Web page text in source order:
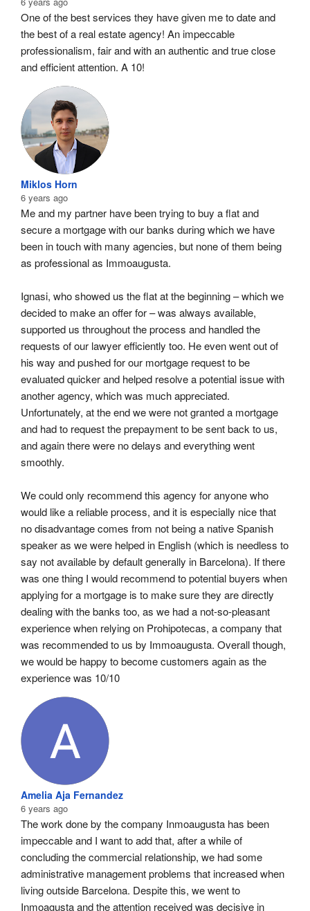
One of the best services they have given me to date and
the best of a real estate agency! An impeccable
professionalism, fair and with an authentic and true close
and efficient attention. A 10!
Miklos Horn
6 years ago
Me and my partner have been trying to buy a flat and
secure a mortgage with our banks during which we have
been in touch with many agencies, but none of them being
as professional as Immoaugusta.
Ignasi, who showed us the flat at the beginning – which we
decided to make an offer for – was always available,
supported us throughout the process and handled the
requests of our lawyer efficiently too. He even went out of
his way and pushed for our mortgage request to be
evaluated quicker and helped resolve a potential issue with
another agency, which was much appreciated.
Unfortunately, at the end we were not granted a mortgage
and had to request the prepayment to be sent back to us,
and again there were no delays and everything went
smoothly.
We could only recommend this agency for anyone who
would like a reliable process, and it is especially nice that
no disadvantage comes from not being a native Spanish
speaker as we were helped in English (which is needless to
say not available by default generally in Barcelona). If there
was one thing I would recommend to potential buyers when
applying for a mortgage is to make sure they are directly
dealing with the banks too, as we had a not-so-pleasant
experience when relying on Prohipotecas, a company that
was recommended to us by Immoaugusta. Overall though,
we would be happy to become customers again as the
experience was 10/10
Amelia Aja Fernandez
6 years ago
The work done by the company Inmoaugusta has been
impeccable and I want to add that, after a while of
concluding the commercial relationship, we had some
administrative management problems that increased when
living outside Barcelona. Despite this, we went to
Inmoagusta and the attention received was decisive in